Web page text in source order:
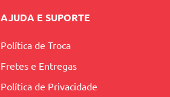
AJUDA E SUPORTE
Política de Troca
Fretes e Entregas
Política de Privacidade